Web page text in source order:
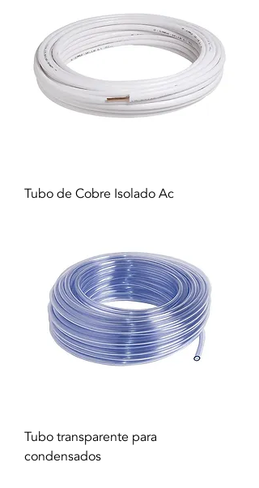
Tubo de Cobre Isolado Ac
Tubo transparente para
condensados